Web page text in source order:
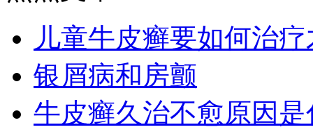
儿童牛皮癣要如何治
银屑病和房颤
牛皮癣久治不愈原因